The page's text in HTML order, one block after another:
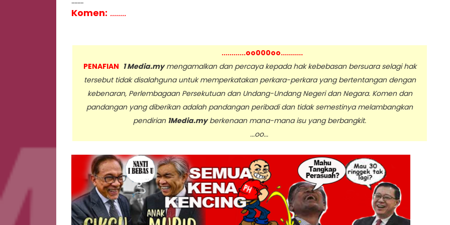
Komen: ........
............oo000oo...........
PENAFIAN 1 Media.mymengamalkan dan percaya kepada hak kebebasan bersuara selagi hak
tersebut tidak disalahguna untuk memperkatakan perkara-perkara yang bertentangan dengan
kebenaran, Perlembagaan Persekutuan dan Undang-Undang Negeri dan Negara. Komen dan
pandangan yang diberikan adalah pandangan peribadi dan tidak semestinya melambangkan
pendirian 1Media.myberkenaan mana-mana isu yang berbangkit.
...oo...